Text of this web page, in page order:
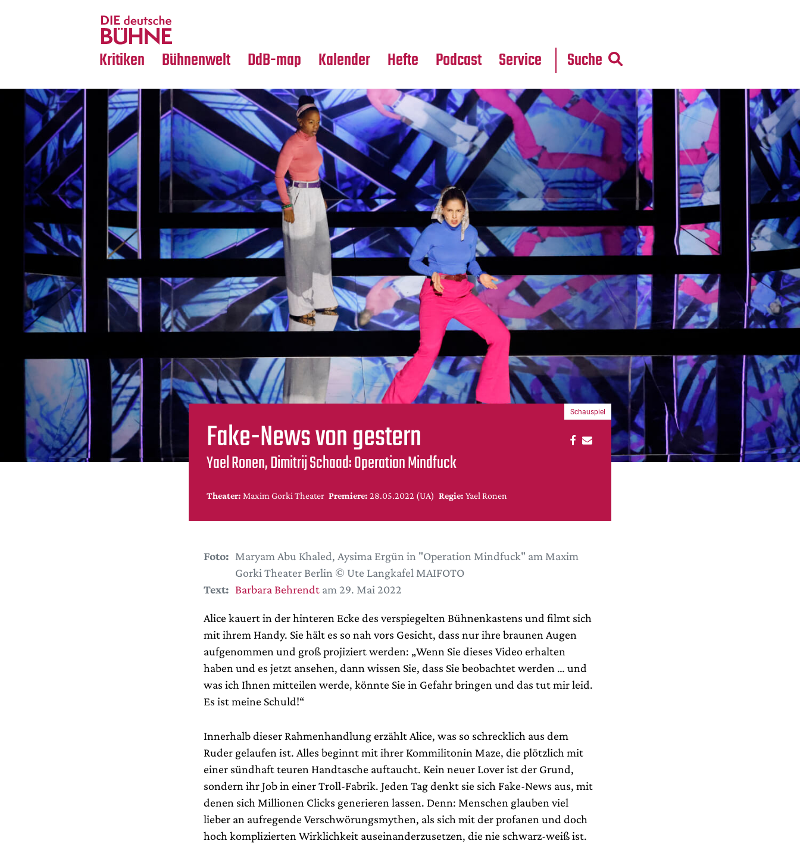
Kritiken
Crossover
Bühnenwelt
Medientipps
DdB-map Kalender Hefte Podcast Service Suche
Fake-News von gestern
Yael Ronen, Dimitrij Schaad: Operation Mindfuck
Theater: Maxim Gorki Theater Premiere: 28.05.2022 (UA) Regie: Yael Ronen
Schauspiel
Foto: Maryam Abu Khaled, Aysima Ergün in "Operation Mindfuck" am Maxim
Gorki Theater Berlin © Ute Langkafel MAIFOTO
Text: Barbara Behrendtam 29. Mai 2022
Alice kauert in der hinteren Ecke des verspiegelten Bühnenkastens und filmt sich
mit ihrem Handy. Sie hält es so nah vors Gesicht, dass nur ihre braunen Augen
aufgenommen und groß projiziert werden: „Wenn Sie dieses Video erhalten
haben und es jetzt ansehen, dann wissen Sie, dass Sie beobachtet werden … und
was ich Ihnen mitteilen werde, könnte Sie in Gefahr bringen und das tut mir leid.
Es ist meine Schuld!“
Innerhalb dieser Rahmenhandlung erzählt Alice, was so schrecklich aus dem
Ruder gelaufen ist. Alles beginnt mit ihrer Kommilitonin Maze, die plötzlich mit
einer sündhaft teuren Handtasche auftaucht. Kein neuer Lover ist der Grund,
sondern ihr Job in einer Troll-Fabrik. Jeden Tag denkt sie sich Fake-News aus, mit
denen sich Millionen Clicks generieren lassen. Denn: Menschen glauben viel
lieber an aufregende Verschwörungsmythen, als sich mit der profanen und doch
hoch komplizierten Wirklichkeit auseinanderzusetzen, die nie schwarz-weiß ist.